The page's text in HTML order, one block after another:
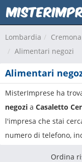
Lombardia Cremona
Alimentari negozi
Alimentari
MisterImprese ha
negozi a Casaletto
l'impresa che stai
numero di telefono,
Ordina